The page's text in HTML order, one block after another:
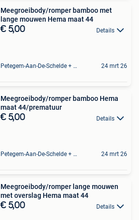
Meegroeibody/romper bamboo met
lange mouwen Hema maat 44
€ 5,00 Details
Petegem-Aan-De-Schelde + Deel Van Oudenaarde 24 mrt 26
Meegroeibody/romper bamboo Hema
maat 44/prematuur
€ 5,00 Details
Petegem-Aan-De-Schelde + Deel Van Oudenaarde 24 mrt 26
Meegroeibody/romper lange mouwen
met overslag Hema maat 44
€ 5,00 Details